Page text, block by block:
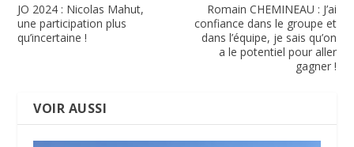
JO 2024 : Nicolas Mahut,
une participation plus
qu’incertaine !
Romain CHEMINEAU : J’ai
confiance dans le groupe et
dans l’équipe, je sais qu’on
a le potentiel pour aller
gagner !
VOIR AUSSI